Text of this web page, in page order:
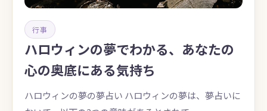
行事
ハロウィンの夢でわかる、あなたの
心の奥底にある気持ち
ハロウィンの夢の夢占い ハロウィンの夢は、夢占いに